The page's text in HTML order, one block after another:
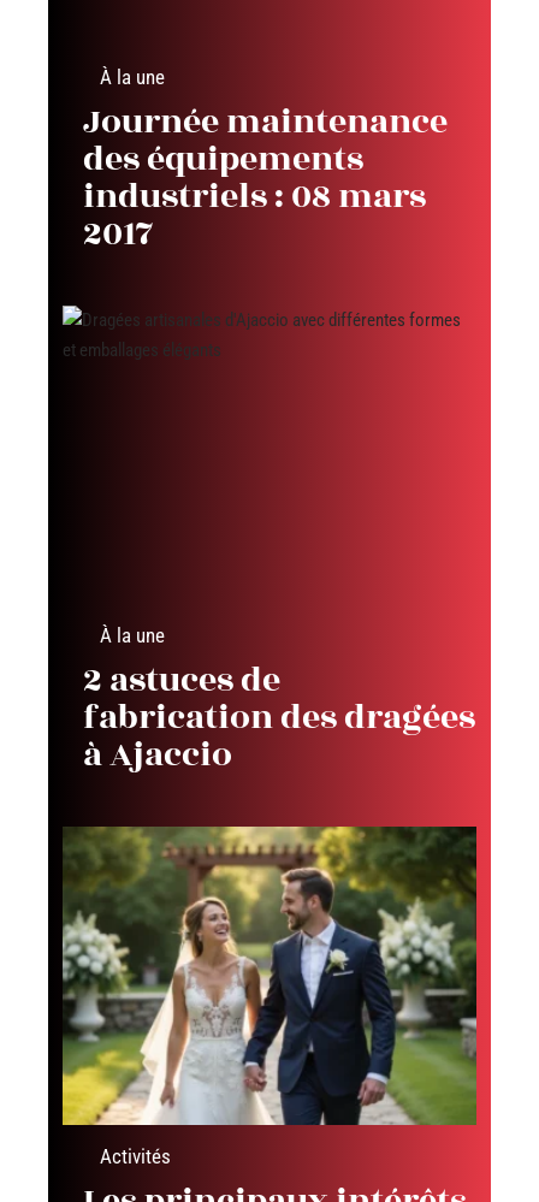
À la une
Journée maintenance
des équipements
industriels : 08 mars
2017
À la une
2 astuces de
fabrication des dragées
à Ajaccio
Activités